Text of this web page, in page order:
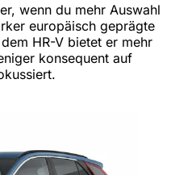
wenn du mehr Auswahl
europäisch geprägte
HR-V bietet er mehr
konsequent auf